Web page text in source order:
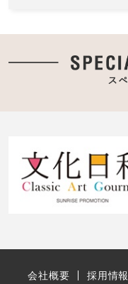
会社概要 採用情報